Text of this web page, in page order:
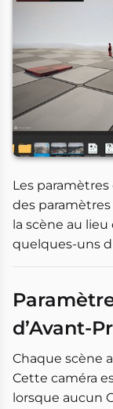
Les
des
la scène au
quelques-uns
d’Avant-
Chaque scène
Cette caméra
lorsque aucun